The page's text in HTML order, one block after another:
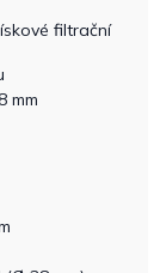
filtrační
mm